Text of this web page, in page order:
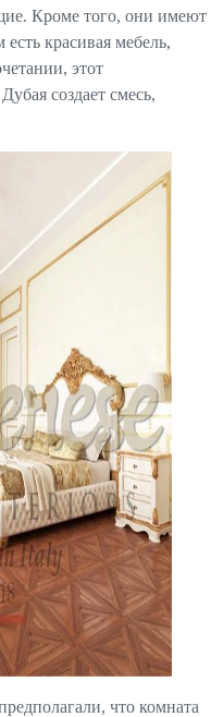
Кроме того, они имеют
красивая мебель,
этот
создает смесь,
что комната